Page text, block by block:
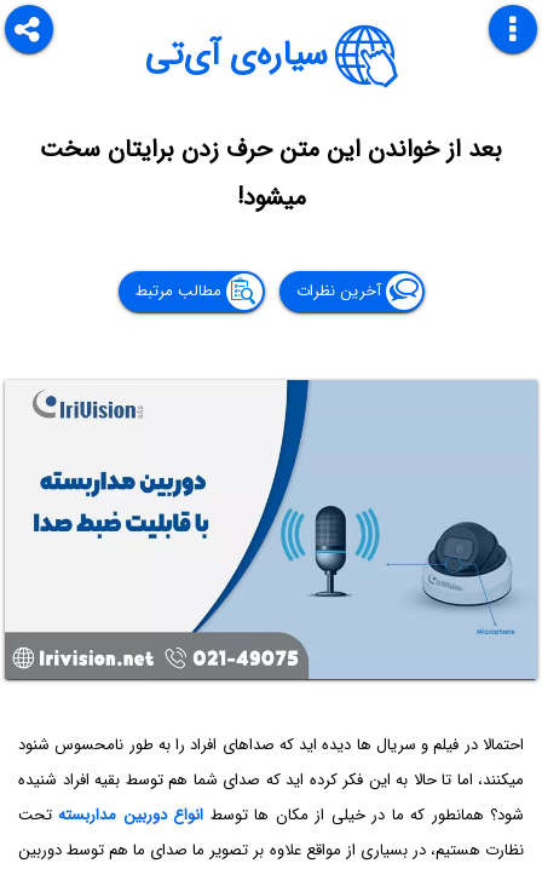
سیاره‌ی آی‌تی
بعد از خواندن این متن حرف زدن برایتان سخت
میشود!
آخرین نظرات مطالب مرتبط
احتمالا در فیلم و سریال ها دیده اید که صداهای افراد را به طور نامحسوس شنود
میکنند، اما تا حالا به این فکر کرده اید که صدای شما هم توسط بقیه افراد شنیده
شود؟ همانطور که ما در خیلی از مکان ها توسط انواع دوربین مداربستهتحت
نظارت هستیم، در بسیاری از مواقع علاوه بر تصویر ما صدای ما هم توسط دوربین